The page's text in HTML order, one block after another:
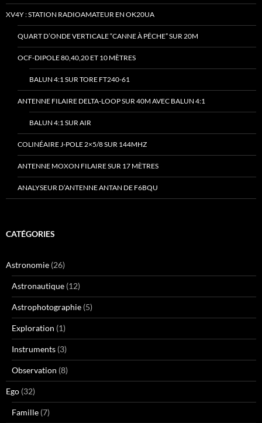
XV4Y : STATION RADIOAMATEUR EN OK20UA
QUART D’ONDE VERTICALE “CANNE À PÊCHE” SUR 20M
OCF-DIPOLE 80,40,20 ET 10 MÈTRES
BALUN 4:1 SUR TORE FT240-61
ANTENNE FILAIRE DELTA-LOOP SUR 40M AVEC BALUN 4:1
BALUN 4:1 SUR AIR
COLINÉAIRE J-POLE 2×5/8 SUR 144MHZ
ANTENNE MOXON FILAIRE SUR 17 MÈTRES
ANALYSEUR D’ANTENNE ANTAN DE F6BQU
CATÉGORIES
Astronomie (26)
Astronautique (12)
Astrophotographie (5)
Exploration (1)
Instruments (3)
Observation (8)
Ego (32)
Famille (7)